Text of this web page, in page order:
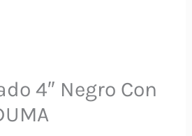
4″ Negro Con